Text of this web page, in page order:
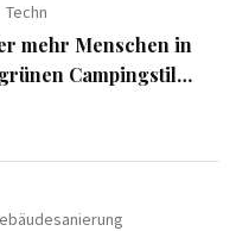
Techn
mehr Menschen in
Campingstil